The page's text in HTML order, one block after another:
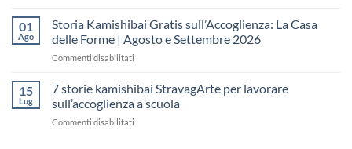
una
lezione
dell’Accoglienza:
Giorni
Kamishibai
da
sceglierle
01
Ago
Storia Kamishibai Gratis sull’Accoglienza: La Casa
delle Forme | Agosto e Settembre 2026
Commenti disabilitati
Kamishibai
sull’Accoglienza:
15
Lug
7 storie kamishibai StravagArte per lavorare
sull’accoglienza a scuola
Commenti disabilitati